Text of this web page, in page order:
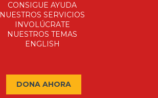
CONSIGUE AYUDA
NUESTROS SERVICIOS
INVOLÚCRATE
NUESTROS TEMAS
ENGLISH
DONA AHORA